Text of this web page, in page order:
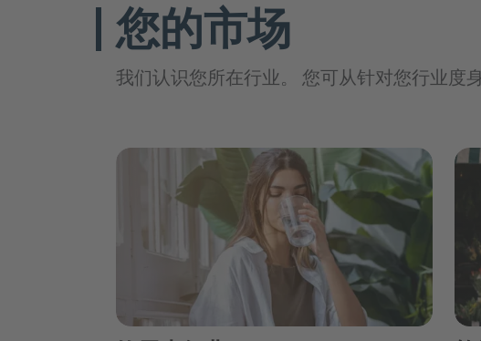
植物性饮料
植物基涂抹酱
组织形成剂
RelaxationHEROES
豆类
蛋白质
您的市场
我们认识您所在行业。 您可从针对您行业度